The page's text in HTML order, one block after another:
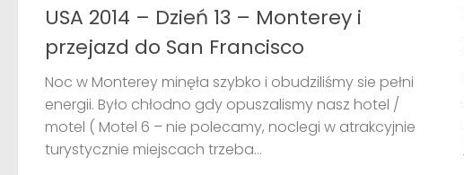
USA 2014 – Dzień 13 – Monterey i
przejazd do San Francisco
Noc w Monterey minęła szybko i obudziliśmy sie pełni
energii. Było chłodno gdy opuszalismy nasz hotel /
motel ( Motel 6 – nie polecamy, noclegi w atrakcyjnie
turystycznie miejscach trzeba...